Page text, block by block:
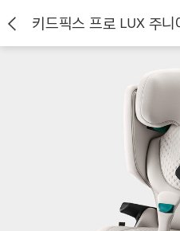
키드픽스 프로 LUX 주